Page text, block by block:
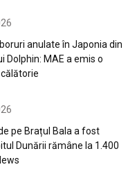
anulate în Japonia din
Dolphin: MAE a emis o
pe Brațul Bala a fost
Dunării rămâne la 1.400